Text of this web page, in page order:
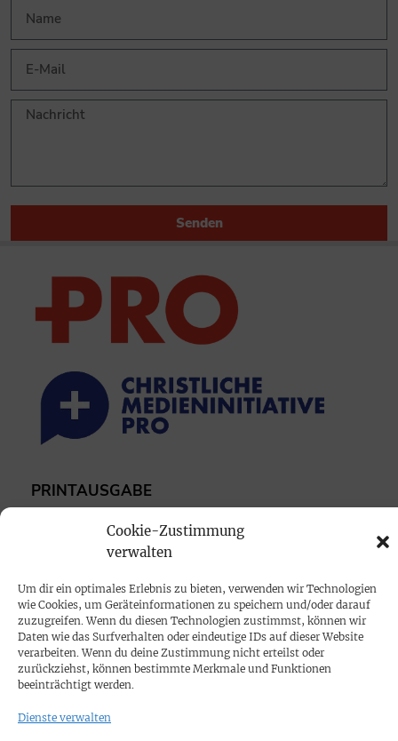
Cookie-Zustimmung
verwalten
Um dir ein optimales Erlebnis zu bieten, verwenden wir Technologien
wie Cookies, um Geräteinformationen zu speichern und/oder darauf
zuzugreifen. Wenn du diesen Technologien zustimmst, können wir
Daten wie das Surfverhalten oder eindeutige IDs auf dieser Website
verarbeiten. Wenn du deine Zustimmung nicht erteilst oder
zurückziehst, können bestimmte Merkmale und Funktionen
beeinträchtigt werden.
Dienste verwalten
Senden
PRINTAUSGABE
Impressum
SPENDEN
Datenschutz
KONTAKT